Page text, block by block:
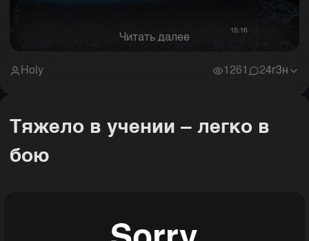
Читать далее
Holy 1261 24г3н
Тяжело в учении – легко в
бою